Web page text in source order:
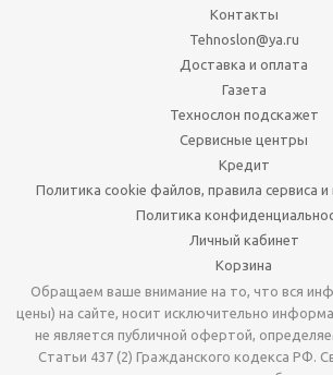
Контакты
Tehnoslon@ya.ru
Доставка и оплата
Газета
Технослон подскажет
Сервисные центры
Кредит
Политика cookie файлов, правила сервиса
Политика
Личный кабинет
Корзина
Обращаем ваше внимание на то, что вся
цены) на сайте, носит исключительно
не является публичной офертой,
Статьи 437 (2) Гражданского кодекса РФ.